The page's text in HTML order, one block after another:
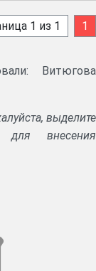
1 из 1 1
Витюгова
выделите
для внесения